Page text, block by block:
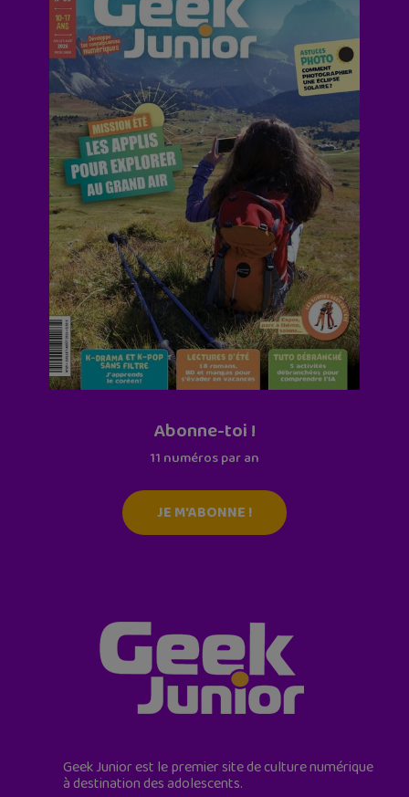
Abonne-toi !
11 numéros par an
JE M'ABONNE !
Geek Junior est le premier site de culture numérique
à destination des adolescents.